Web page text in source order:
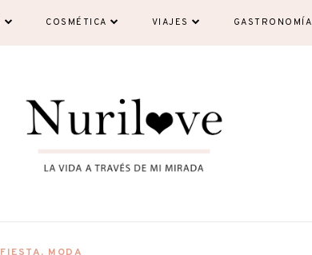
COSMÉTICA VIAJES GASTRONOMÍA